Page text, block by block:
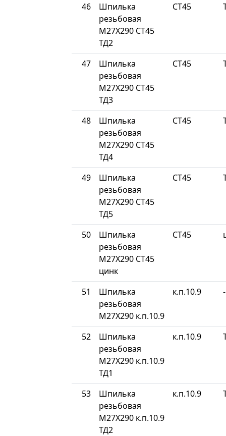
46
Шпилька
резьбовая
М27Х290 СТ45
ТД2
СТ45
47
Шпилька
резьбовая
М27Х290 СТ45
ТД3
СТ45
48
Шпилька
резьбовая
М27Х290 СТ45
ТД4
СТ45
49
Шпилька
резьбовая
М27Х290 СТ45
ТД5
СТ45
50
Шпилька
резьбовая
М27Х290 СТ45
цинк
СТ45
51
Шпилька
резьбовая
М27Х290 к.п.10.9
к.п.10.9 -
52
Шпилька
резьбовая
М27Х290 к.п.10.9
ТД1
к.п.10.9
53
Шпилька
резьбовая
М27Х290 к.п.10.9
ТД2
к.п.10.9